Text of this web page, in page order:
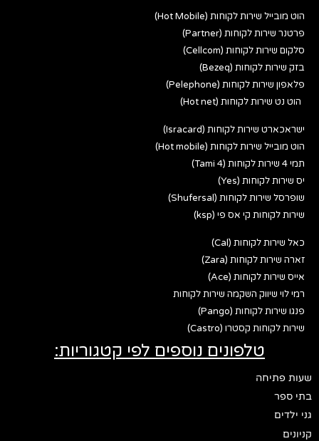
הוט מובייל שירות לקוחות (Hot Mobile)
פרטנר שירות לקוחות (Partner)
סלקום שירות לקוחות (Cellcom)
בזק שירות לקוחות (Bezeq)
פלאפון שירות לקוחות (Pelephone)
הוט נט שירות לקוחות (Hot net)
ישראכארט שירות לקוחות (Isracard)
הוט מובייל שירות לקוחות (Hot mobile)
תמי 4 שירות לקוחות (Tami 4)
יס שירות לקוחות (Yes)
שופרסל שירות לקוחות (Shufersal)
שירות לקוחות קי אס פי (ksp)
כאל שירות לקוחות (Cal)
זארה שירות לקוחות (Zara)
אייס שירות לקוחות (Ace)
רמי לוי שיווק השקמה שירות לקוחות
פנגו שירות לקוחות (Pango)
שירות לקוחות קסטרו (Castro)
טלפונים נוספים לפי קטגוריות:
שעות פתיחה
בתי ספר
גני ילדים
קניונים